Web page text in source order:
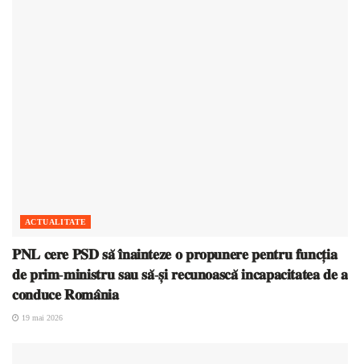
ACTUALITATE
𝐏𝐍𝐋 𝐜𝐞𝐫𝐞 𝐏𝐒𝐃 𝐬𝐚̆ 𝐢̂𝐧𝐚𝐢𝐧𝐭𝐞𝐳𝐞 𝐨 𝐩𝐫𝐨𝐩𝐮𝐧𝐞𝐫𝐞 𝐩𝐞𝐧𝐭𝐫𝐮 𝐟𝐮𝐧𝐜𝐭̦𝐢𝐚
𝐝𝐞 𝐩𝐫𝐢𝐦-𝐦𝐢𝐧𝐢𝐬𝐭𝐫𝐮 𝐬𝐚𝐮 𝐬𝐚̆-𝐬̦𝐢 𝐫𝐞𝐜𝐮𝐧𝐨𝐚𝐬𝐜𝐚̆ 𝐢𝐧𝐜𝐚𝐩𝐚𝐜𝐢𝐭𝐚𝐭𝐞𝐚 𝐝𝐞 𝐚
𝐜𝐨𝐧𝐝𝐮𝐜𝐞 𝐑𝐨𝐦𝐚̂𝐧𝐢𝐚
19 mai 2026